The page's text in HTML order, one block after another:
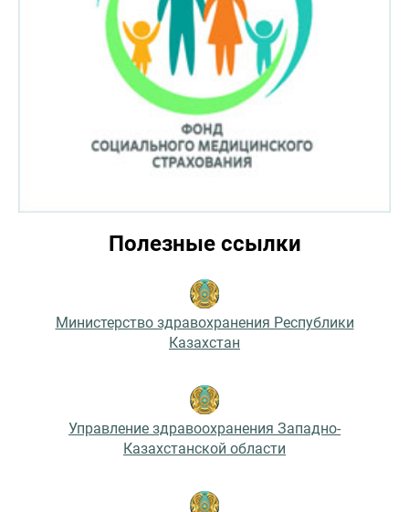
Полезные ссылки
Министерство здравохранения Республики
Казахстан
Управление здравоохранения Западно-
Казахстанской области